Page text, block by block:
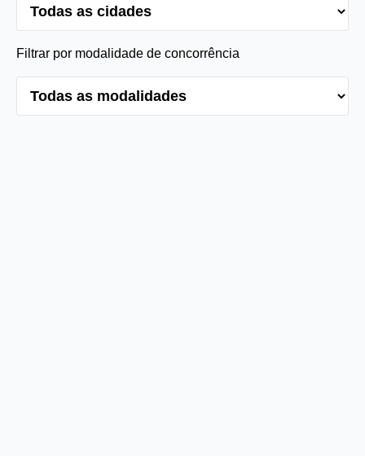
Filtrar por modalidade de concorrência